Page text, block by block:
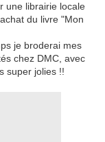
une librairie locale
du livre "Mon
je broderai mes
chez DMC, avec
super jolies !!